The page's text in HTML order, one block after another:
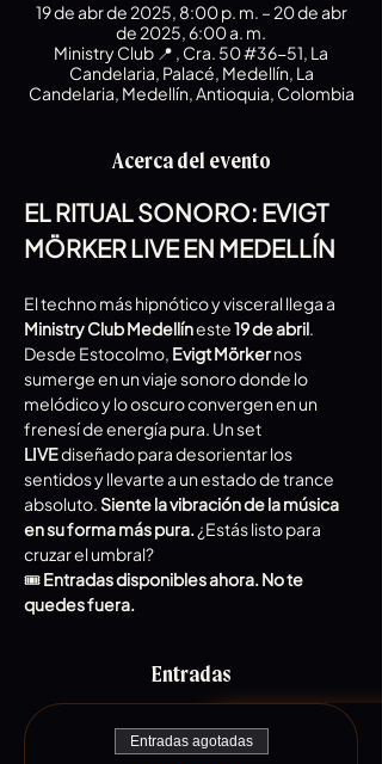
19 de abr de 2025, 8:00 p. m. – 20 de abr
de 2025, 6:00 a. m.
Ministry Club 📍 , Cra. 50 #36-51, La
Candelaria, Palacé, Medellín, La
Candelaria, Medellín, Antioquia, Colombia
Acerca del evento
EL RITUAL SONORO: EVIGT
MÖRKER LIVE EN MEDELLÍN
El techno más hipnótico y visceral llega a
Ministry Club Medellín este 19 de abril.
Desde Estocolmo, Evigt Mörker nos
sumerge en un viaje sonoro donde lo
melódico y lo oscuro convergen en un
frenesí de energía pura. Un set
LIVE diseñado para desorientar los
sentidos y llevarte a un estado de trance
absoluto. Siente la vibración de la música
en su forma más pura. ¿Estás listo para
cruzar el umbral?
🎟️ Entradas disponibles ahora. No te
quedes fuera.
Entradas
Entradas agotadas